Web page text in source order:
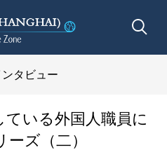
ンタビュー
ている外国人職員に
ズ（二）